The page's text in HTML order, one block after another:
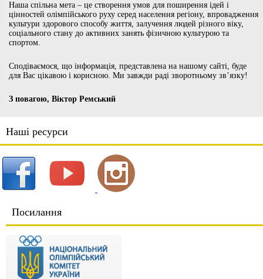
Наша спільна мета – це створення умов для поширення ідей і
цінностей олімпійського руху серед населення регіону, впровадження
культури здорового способу життя, залучення людей різного віку,
соціального стану до активних занять фізичною культурою та
спортом.
Сподіваємося, що інформація, представлена на нашому сайті, буде
для Вас цікавою і корисною. Ми завжди раді зворотньому зв’язку!
З повагою, Віктор Ремський
Наші ресурси
Посилання